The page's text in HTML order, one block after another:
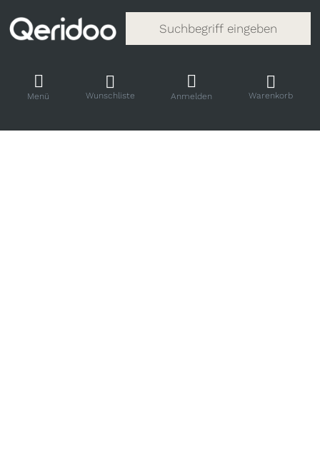
Menü Wunschliste Anmelden Warenkorb